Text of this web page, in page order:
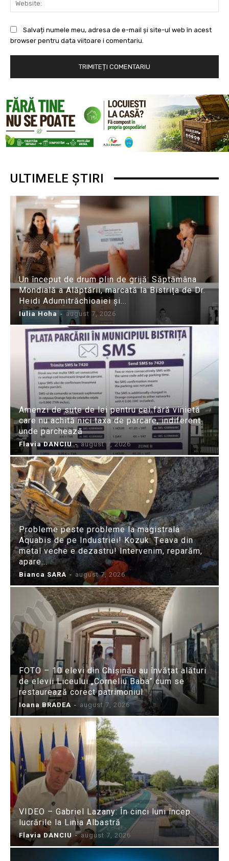
Salvați numele meu, adresa de e-mail și site-ul web în acest
browser pentru data viitoare i comentariu.
ULTIMELE ȘTIRI
Un început de drum plin de grijă: Săptămâna
Mondială a Alăptării, marcată la Bistrița de Dr.
Heidi Adumitrăchioaiei și...
Iulia Hoha - august 7, 2026
Amenzi de sute de lei pentru cei fără vinietă
care nu achită nici taxa de parcare, indiferent
unde parchează
Flavia DANCIU - august 7, 2026
Probleme peste probleme la magistrala
Aquabis de pe Industriei! Kozuk: Țeava din
metal veche e dezastru! Intervenim, reparăm,
apare...
Bianca SARA - august 7, 2026
FOTO – 10 elevi din Chișinău au învățat alături
de elevii Liceului „Corneliu Baba” cum se
restaurează corect patrimoniul
Ioana BRADEA - august 7, 2026
VIDEO – Gabriel Lazany: În cinci luni încep
lucrările la Linia Albastră
Flavia DANCIU - august 7, 2026